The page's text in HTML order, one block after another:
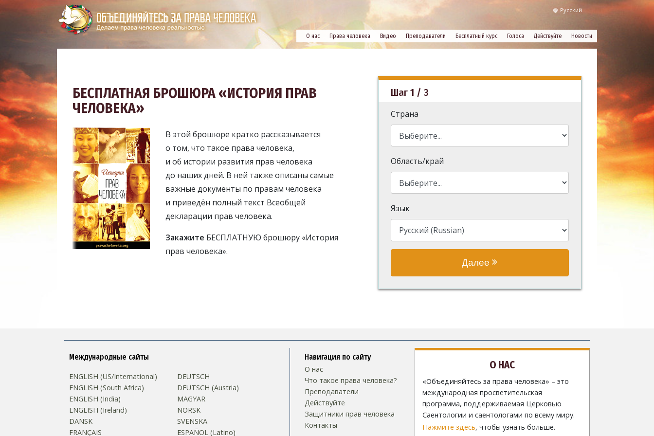
Русский
О нас Права человека Видео Преподаватели Бесплатный курс Голоса Действуйте Новости
БЕСПЛАТНАЯ БРОШЮРА «ИСТОРИЯ ПРАВ
ЧЕЛОВЕКА»
В этой брошюре кратко рассказывается
о том, что такое права человека,
и об истории развития прав человека
до наших дней. В ней также описаны самые
важные документы по правам человека
и приведён полный текст Всеобщей
декларации прав человека.
Закажите БЕСПЛАТНУЮ брошюру «История
прав человека».
Шаг 1 / 3
Страна
Область/край
Язык
Далее
Международные сайты
ENGLISH (US/International)
ENGLISH (South Africa)
ENGLISH (India)
ENGLISH (Ireland)
DANSK
FRANÇAIS
DEUTSCH
DEUTSCH (Austria)
MAGYAR
NORSK
SVENSKA
ESPAÑOL (Latino)
Навигация по сайту
О нас
Что такое права человека?
Преподаватели
Действуйте
Защитники прав человека
Контакты
О НАС
«Объединяйтесь за права человека» – это
международная просветительская
программа, поддерживаемая Церковью
Саентологии и саентологами по всему миру.
Нажмите здесь, чтобы узнать больше.